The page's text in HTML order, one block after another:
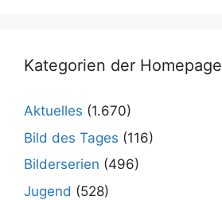
Kategorien der Homepage
Aktuelles (1.670)
Bild des Tages (116)
Bilderserien (496)
Jugend (528)